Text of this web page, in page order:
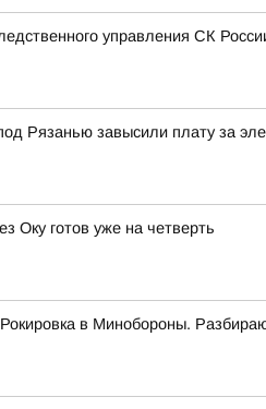
управления СК
Рязанью завысили плату за
Оку готов уже на четверть
в Минобороны.